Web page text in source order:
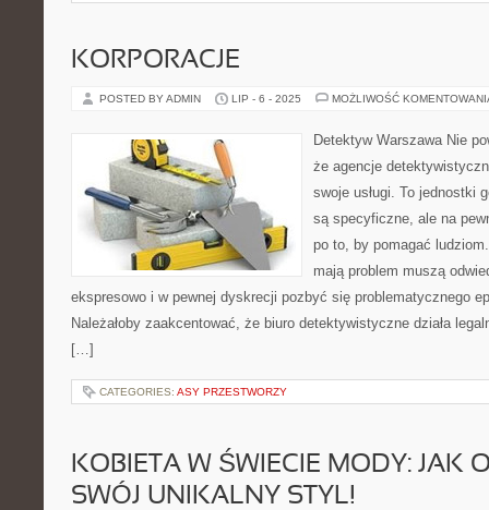
KORPORACJE
POSTED BY ADMIN LIP - 6 - 2025 MOŻLIWOŚĆ
Detektyw Warszawa Nie
że agencje
swoje usługi. To jednostki
są specyficzne, ale na
po to, by pomagać
mają problem muszą
ekspresowo i w pewnej dyskrecji pozbyć się problematycznego
Należałoby zaakcentować, że biuro detektywistyczne działa
[…]
CATEGORIES: ASY PRZESTWORZY
KOBIETA W ŚWIECIE MODY: JAK
SWÓJ UNIKALNY STYL!